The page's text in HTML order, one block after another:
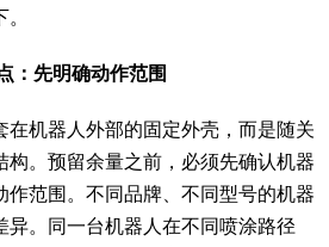
：先明确动作范围
在机器人外部的固定外壳，而是随关
构。预留余量之前，必须先确认机器
作范围。不同品牌、不同型号的机器
异。同一台机器人在不同喷涂路径